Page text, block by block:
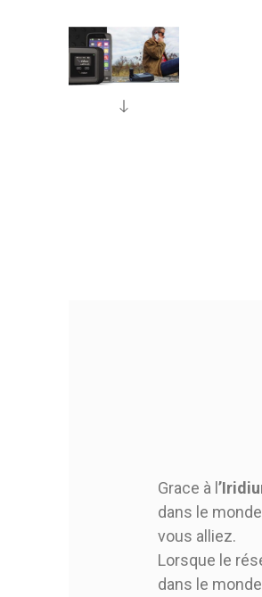
Grace à l
dans le
vous alliez.
Lorsque le
dans le